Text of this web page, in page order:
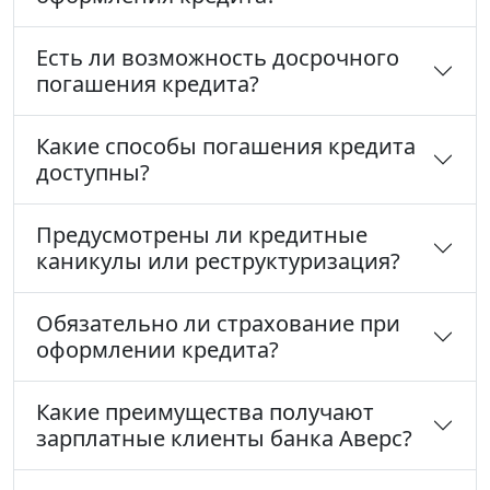
Есть ли возможность досрочного
погашения кредита?
Какие способы погашения кредита
доступны?
Предусмотрены ли кредитные
каникулы или реструктуризация?
Обязательно ли страхование при
оформлении кредита?
Какие преимущества получают
зарплатные клиенты банка Аверс?